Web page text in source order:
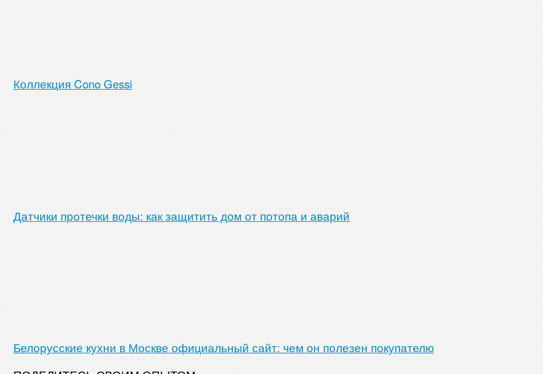
Коллекция Cono Gessi
Датчики протечки воды: как защитить дом от потопа и аварий
Белорусские кухни в Москве официальный сайт: чем он полезен покупателю